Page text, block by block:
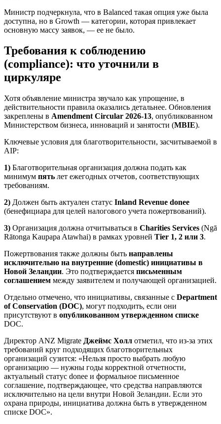
Министр подчеркнула, что в Balanced такая опция уже была
доступна, но в Growth — категории, которая привлекает
основную массу заявок, — ее не было.
Требования к соблюдению
(compliance): что уточнили в
циркуляре
Хотя объявление министра звучало как упрощение, в
действительности правила оказались детальнее. Обновления
закреплены в Amendment Circular 2026-13, опубликованном
Министерством бизнеса, инноваций и занятости (MBIE).
Ключевые условия для благотворительности, засчитываемой в
AIP:
1) Благотворительная организация должна подать как
минимум пять лет ежегодных отчетов, соответствующих
требованиям.
2) Должен быть актуален статус Inland Revenue donee
(бенефициара для целей налогового учета пожертвований).
3) Организация должна отчитываться в Charities Services (Ngā
Rātonga Kaupapa Atawhai) в рамках уровней Tier 1, 2 или 3.
Пожертвования также должны быть направлены
исключительно на внутренние (domestic) инициативы в
Новой Зеландии. Это подтверждается письменным
соглашением между заявителем и получающей организацией.
Отдельно отмечено, что инициативы, связанные с Department
of Conservation (DOC), могут подходить, если они
присутствуют в опубликованном утвержденном списке
DOC.
Директор ANZ Migrate Джеймс Холл отметил, что из-за этих
требований круг подходящих благотворительных
организаций сузится: «Нельзя просто выбрать любую
организацию — нужны годы корректной отчетности,
актуальный статус donee и формальное письменное
соглашение, подтверждающее, что средства направляются
исключительно на цели внутри Новой Зеландии. Если это
охрана природы, инициатива должна быть в утвержденном
списке DOC».